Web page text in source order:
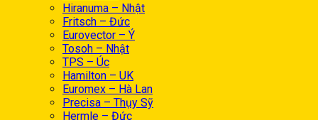
Hiranuma – Nhật
Fritsch – Đức
Eurovector – Ý
Tosoh – Nhật
TPS – Úc
Hamilton – UK
Euromex – Hà Lan
Precisa – Thụy Sỹ
Hermle – Đức